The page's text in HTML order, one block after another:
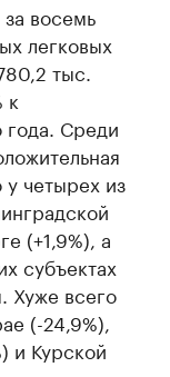
восемь
легковых
тыс.
к
года. Среди
четырех из
(+1,9%), а
субъектах
Хуже всего
(-24,9%),
и Курской